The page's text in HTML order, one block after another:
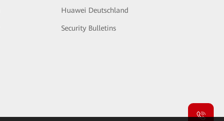
Huawei Deutschland
Security Bulletins